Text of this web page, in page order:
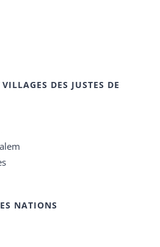
DES JUSTES DE
NATIONS